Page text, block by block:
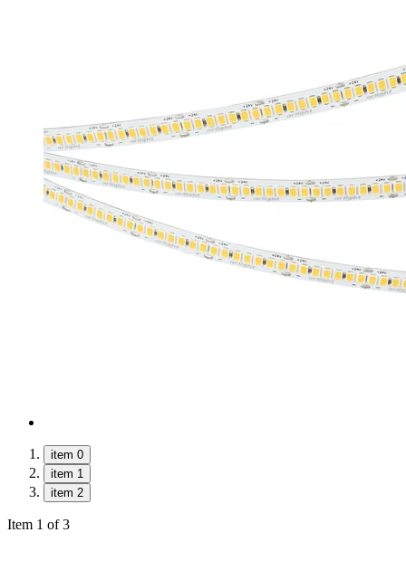
item 0
item 1
item 2
Item 1 of 3